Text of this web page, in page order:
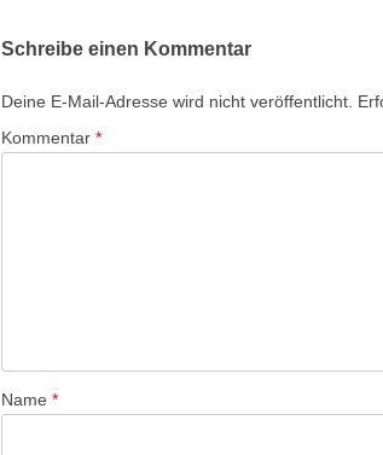
Schreibe einen Kommentar
Deine E-Mail-Adresse wird nicht veröffentlicht.
Kommentar *
Name *